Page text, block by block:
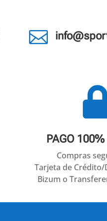

PAGO 100%
Compras
Tarjeta de Crédito/
Bizum o